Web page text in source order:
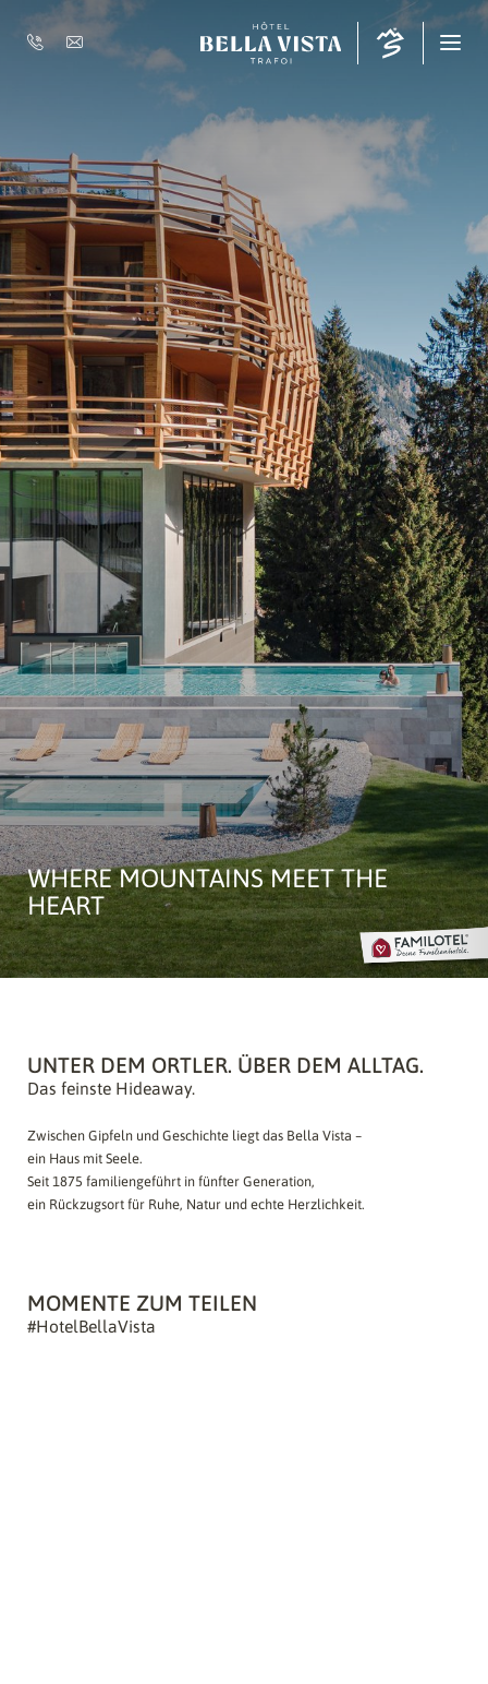
WHERE MOUNTAINS MEET THE
HEART
UNTER DEM ORTLER. ÜBER DEM ALLTAG.
Das feinste Hideaway.
Zwischen Gipfeln und Geschichte liegt das Bella Vista –
ein Haus mit Seele.
Seit 1875 familiengeführt in fünfter Generation,
ein Rückzugsort für Ruhe, Natur und echte Herzlichkeit.
MOMENTE ZUM TEILEN
#HotelBellaVista